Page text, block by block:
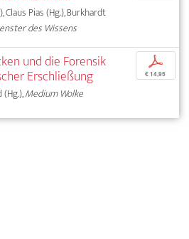
Claus Pias (Hg.), Burkhardt
des Wissens
und die Forensik
Erschließung
Medium Wolke
p
€ 14,95